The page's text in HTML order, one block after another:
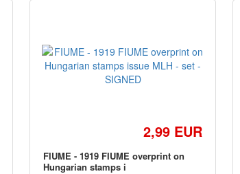
2,99 EUR
FIUME - 1919 FIUME overprint on
Hungarian stamps i